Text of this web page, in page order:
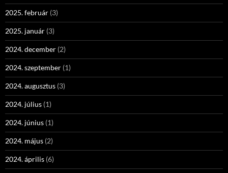
2025. február (3)
2025. január (3)
2024. december (2)
2024. szeptember (1)
2024. augusztus (3)
2024. július (1)
2024. június (1)
2024. május (2)
2024. április (6)